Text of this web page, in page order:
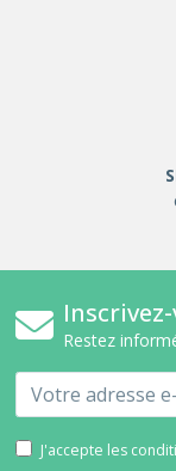
Restez
Email
J'accepte les